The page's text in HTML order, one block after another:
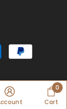
Cart
0
0